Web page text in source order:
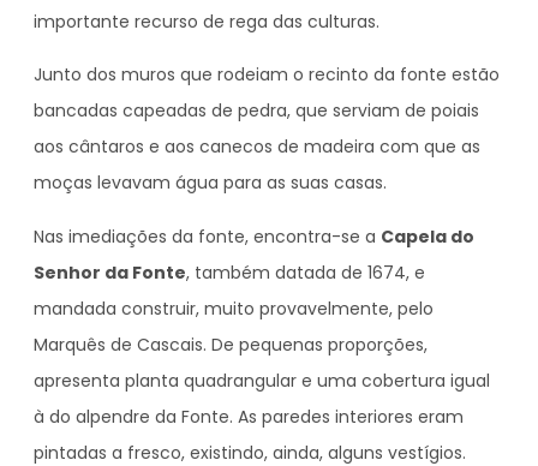
importante recurso de rega das culturas.
Junto dos muros que rodeiam o recinto da fonte estão
bancadas capeadas de pedra, que serviam de poiais
aos cântaros e aos canecos de madeira com que as
moças levavam água para as suas casas.
Nas imediações da fonte, encontra-se a Capela do
Senhor da Fonte, também datada de 1674, e
mandada construir, muito provavelmente, pelo
Marquês de Cascais. De pequenas proporções,
apresenta planta quadrangular e uma cobertura igual
à do alpendre da Fonte. As paredes interiores eram
pintadas a fresco, existindo, ainda, alguns vestígios.